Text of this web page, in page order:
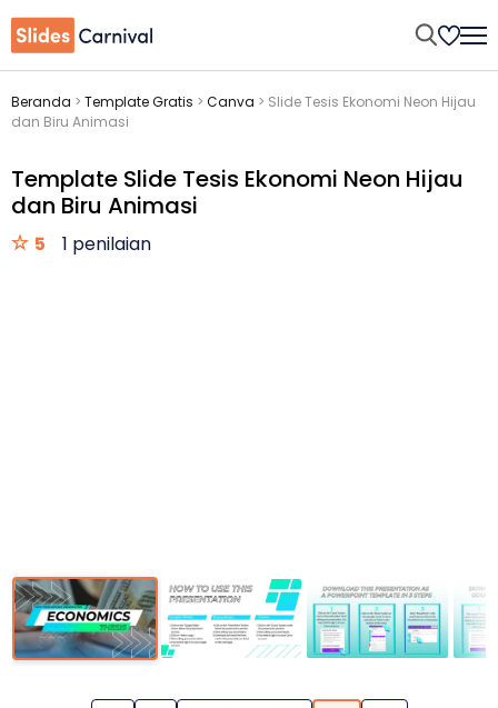
Beranda > Template Gratis > Canva > Slide Tesis Ekonomi Neon Hijau
dan Biru Animasi
Template Slide Tesis Ekonomi Neon Hijau
dan Biru Animasi
5 1 penilaian